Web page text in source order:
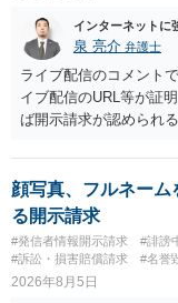
インターネットに
泉 亮介 弁護士
ライブ配信のコメント
イブ配信のURL等が証
ば開示請求が認められ
顔写真、フルネー
る開示請求
#発信者情報開示請求 #誹謗
#訴訟・損害賠償請求
#名誉
2026年8月5日